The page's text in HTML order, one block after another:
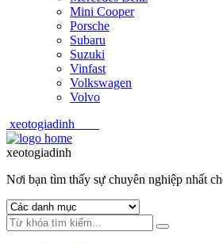
Mini Cooper
Porsche
Subaru
Suzuki
Vinfast
Volkswagen
Volvo
xeotogiadinh
Skip
to
Skip
to
xeotogiadinh
Nơi bạn tìm thấy sự chuyên nghiệp nhất